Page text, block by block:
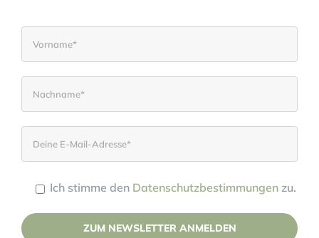
Ich stimme den Datenschutzbestimmungen zu.
Please leave this field empty.